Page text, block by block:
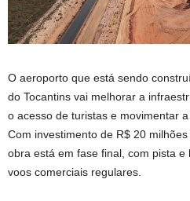
O aeroporto que está sendo
do Tocantins vai melhorar a
o acesso de turistas e movimentar
Com investimento de R$ 20
obra está em fase final, com pista
voos comerciais regulares.